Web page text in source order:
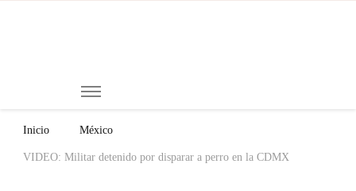
Inicio México
VIDEO: Militar detenido por disparar a perro en la CDMX